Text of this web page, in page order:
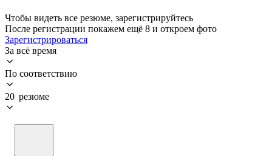
Чтобы видеть все резюме, зарегистрируйтесь
После регистрации покажем ещё 8 и откроем фото
Зарегистрироваться
За всё время
По соответствию
20 резюме